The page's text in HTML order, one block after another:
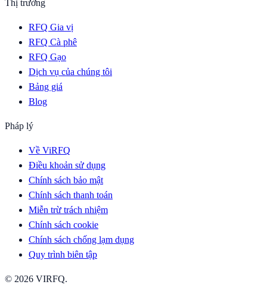
Thị trường
RFQ Gia vị
RFQ Cà phê
RFQ Gạo
Dịch vụ của chúng tôi
Bảng giá
Blog
Pháp lý
Về ViRFQ
Điều khoản sử dụng
Chính sách bảo mật
Chính sách thanh toán
Miễn trừ trách nhiệm
Chính sách cookie
Chính sách chống lạm dụng
Quy trình biên tập
© 2026 VIRFQ.